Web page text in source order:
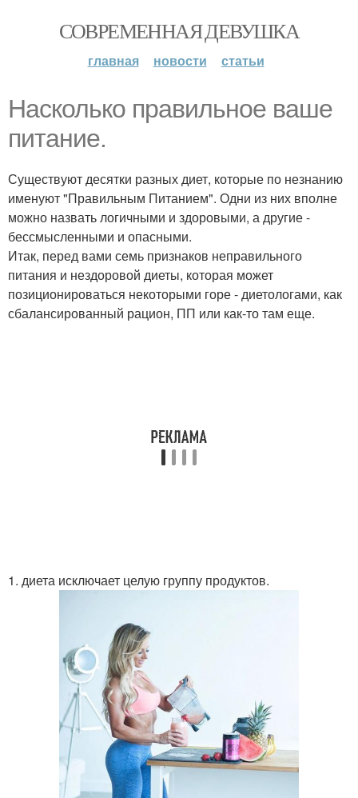
СОВРЕМЕННАЯ ДЕВУШКА
главная новости статьи
Насколько правильное ваше
питание.
Существуют десятки разных диет, которые по незнанию
именуют "Правильным Питанием". Одни из них вполне
можно назвать логичными и здоровыми, а другие -
бессмысленными и опасными.
Итак, перед вами семь признаков неправильного
питания и нездоровой диеты, которая может
позиционироваться некоторыми горе - диетологами, как
сбалансированный рацион, ПП или как-то там еще.
1. диета исключает целую группу продуктов.